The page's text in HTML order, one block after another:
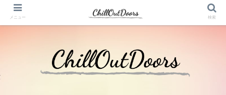
メニュー 検索